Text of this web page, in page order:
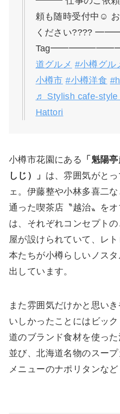
頼も随時受付中☺️
ください????
道グルメ #小樽グル
小樽市 #小樽洋食
♬ Stylish cafe-style
Hattori
小樽市花園にある 「魁陽
しじ）」 は、雰囲気がと
ェ。伊藤整や小林多喜二
通った喫茶店〝越治〟を
は、それぞれコンセプト
屋が設けられていて、レ
本たちが小樽らしいノス
出しています。
また雰囲気だけかと思い
いしかったことにはビッ
道のブランド食材を使っ
並び、北海道名物のスー
メニューのナポリタンなど